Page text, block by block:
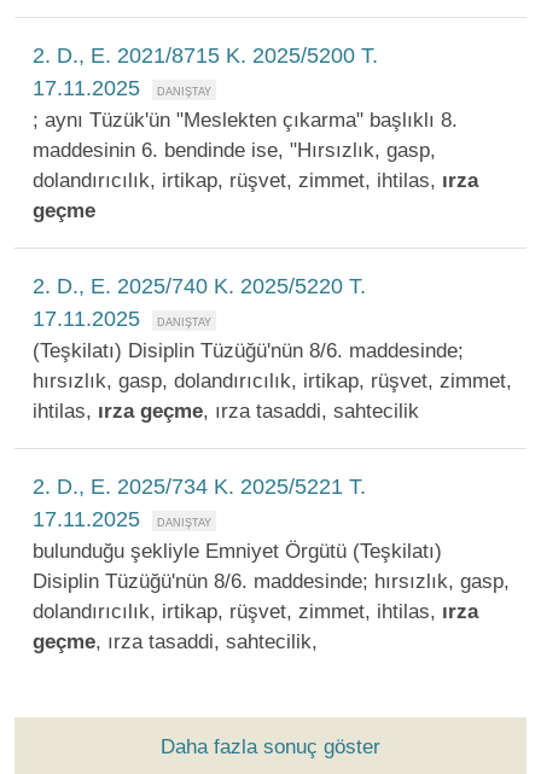
2. D., E. 2021/8715 K. 2025/5200 T.
17.11.2025
; aynı Tüzük'ün "Meslekten çıkarma" başlıklı 8.
maddesinin 6. bendinde ise, "Hırsızlık, gasp,
dolandırıcılık, irtikap, rüşvet, zimmet, ihtilas, ırza
geçme
2. D., E. 2025/740 K. 2025/5220 T.
17.11.2025
(Teşkilatı) Disiplin Tüzüğü'nün 8/6. maddesinde;
hırsızlık, gasp, dolandırıcılık, irtikap, rüşvet, zimmet,
ihtilas, ırza geçme, ırza tasaddi, sahtecilik
2. D., E. 2025/734 K. 2025/5221 T.
17.11.2025
bulunduğu şekliyle Emniyet Örgütü (Teşkilatı)
Disiplin Tüzüğü'nün 8/6. maddesinde; hırsızlık, gasp,
dolandırıcılık, irtikap, rüşvet, zimmet, ihtilas, ırza
geçme, ırza tasaddi, sahtecilik,
Daha fazla sonuç göster